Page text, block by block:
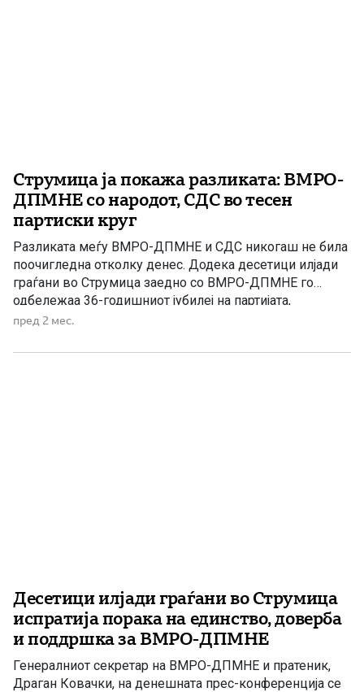
Струмица ја покажа разликата: ВМРО-
ДПМНЕ со народот, СДС во тесен
партиски круг
Разликата меѓу ВМРО-ДПМНЕ и СДС никогаш не била
поочигледна отколку денес. Додека десетици илјади
граѓани во Струмица заедно со ВМРО-ДПМНЕ го
одбележаа 36-годишниот јубилеј на партијата,
испраќајќи порака на единство, надеж и верба во
далеку од народот, зад затворените порти на Бихаќка.
пред 2 мес.
Десетици илјади граѓани во Струмица
испратија порака на единство, доверба
и поддршка за ВМРО-ДПМНЕ
Генералниот секретар на ВМРО-ДПМНЕ и пратеник,
Драган Ковачки, на денешната прес-конференција се